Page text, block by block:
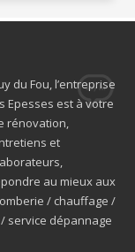
du Fou, l’entreprise
Epesses est à votre
rénovation,
et
au mieux aux
/ chauffage /
service dépannage